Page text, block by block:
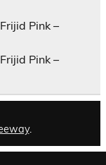
Pink –
Pink –
.